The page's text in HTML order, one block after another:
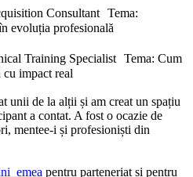
Consultant Tema:
evoluția profesională
Training Specialist Tema: Cum
impact real
unii de la alții și am creat un spațiu
a contat. A fost o ocazie de
mentee-i și profesioniști din
pentru parteneriat și pentru